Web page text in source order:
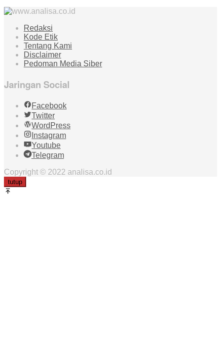
Redaksi
Kode Etik
Tentang Kami
Disclaimer
Pedoman Media Siber
Jaringan Social
Facebook
Twitter
WordPress
Instagram
Youtube
Telegram
Copyright © 2022 analisa.co.id
tutup